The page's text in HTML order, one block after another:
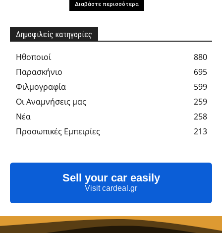
Διαβάστε περισσότερα
Δημοφιλείς κατηγορίες
Hθοποιοί
880
Παρασκήνιο
695
Φιλμογραφία
599
Οι Αναμνήσεις μας
259
Νέα
258
Προσωπικές Εμπειρίες
213
Sell your car easily
Visit cardeal.gr